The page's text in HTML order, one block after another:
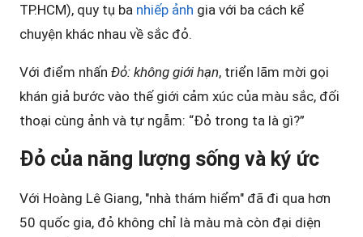
TP.HCM), quy tụ ba nhiếp ảnh gia với ba cách kể
chuyện khác nhau về sắc đỏ.
Với điểm nhấn Đỏ: không giới hạn, triển lãm mời gọi
khán giả bước vào thế giới cảm xúc của màu sắc, đối
thoại cùng ảnh và tự ngẫm: “Đỏ trong ta là gì?”
Đỏ của năng lượng sống và ký ức
Với Hoàng Lê Giang, "nhà thám hiểm" đã đi qua hơn
50 quốc gia, đỏ không chỉ là màu mà còn đại diện